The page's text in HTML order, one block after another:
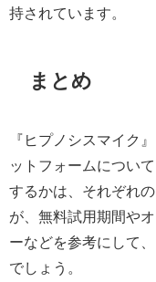
持されています。
まとめ
『ヒプノシスマイク
ットフォームについ
するかは、それぞれ
が、無料試用期間や
ーなどを参考にして
でしょう。